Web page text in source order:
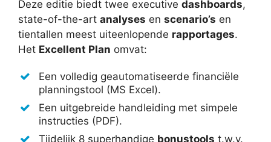
Deze editie biedt twee executive dashboards,
state-of-the-art analyses en scenario’s en
tientallen meest uiteenlopende rapportages.
Het Excellent Plan omvat:
Een volledig geautomatiseerde financiële
planningstool (MS Excel).
Een uitgebreide handleiding met simpele
instructies (PDF).
Tijdelijk 8 superhandige bonustools t.w.v.